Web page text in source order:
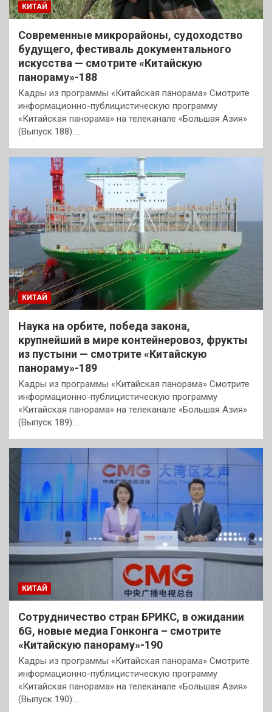
КИТАЙ
Современные микрорайоны, судоходство
будущего, фестиваль документального
искусства — смотрите «Китайскую
панораму»-188
Кадры из программы «Китайская панорама» Смотрите
информационно-публицистическую программу
«Китайская панорама» на телеканале «Большая Азия»
(Выпуск 188):…
КИТАЙ
Наука на орбите, победа закона,
крупнейший в мире контейнеровоз, фрукты
из пустыни — смотрите «Китайскую
панораму»-189
Кадры из программы «Китайская панорама» Смотрите
информационно-публицистическую программу
«Китайская панорама» на телеканале «Большая Азия»
(Выпуск 189):…
КИТАЙ
Сотрудничество стран БРИКС, в ожидании
6G, новые медиа Гонконга – смотрите
«Китайскую панораму»-190
Кадры из программы «Китайская панорама» Смотрите
информационно-публицистическую программу
«Китайская панорама» на телеканале «Большая Азия»
(Выпуск 190):…